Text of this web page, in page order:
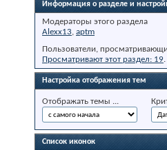
Информация о разделе и
Модераторы этого раздела
Alexx13, aptm
Пользователи,
Просматривают этот раздел: 19
Настройка отображения тем
Отображать темы ...
Список иконок